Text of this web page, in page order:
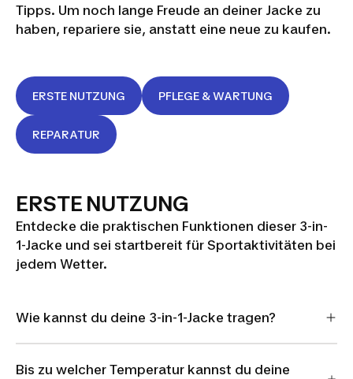
Tipps. Um noch lange Freude an deiner Jacke zu
haben, repariere sie, anstatt eine neue zu kaufen.
ERSTE NUTZUNG PFLEGE & WARTUNG
REPARATUR
ERSTE NUTZUNG
Entdecke die praktischen Funktionen dieser 3-in-
1-Jacke und sei startbereit für Sportaktivitäten bei
jedem Wetter.
Wie kannst du deine 3-in-1-Jacke tragen?
Bis zu welcher Temperatur kannst du deine